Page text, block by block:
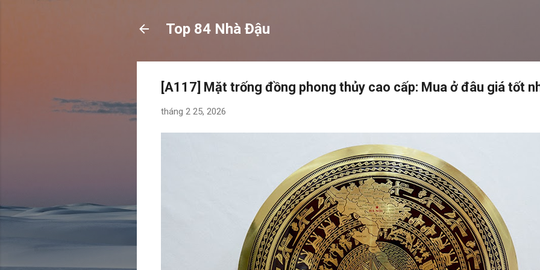
Top 84 Nhà Đậu
[A117] Mặt trống đồng phong thủy cao cấp: Mua ở đâu giá tốt
tháng 2 25, 2026